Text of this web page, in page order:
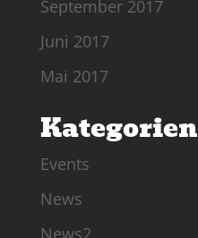
September 2017
Juni 2017
Mai 2017
Kategorien
Events
News
News2